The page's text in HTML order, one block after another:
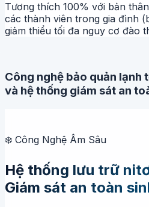
Tương thích 100% với bản
các thành viên trong gia đình
giảm thiểu tối đa nguy cơ đào
Công nghệ bảo quản lạnh
và hệ thống giám sát an
❄️ Công Nghệ Âm Sâu
Hệ thống lưu trữ
Giám sát an toàn